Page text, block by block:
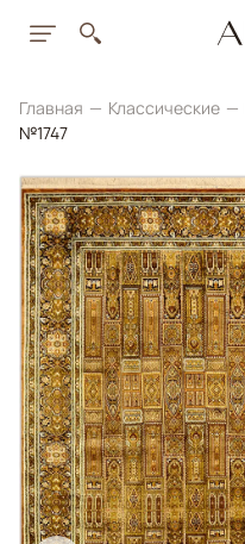
Главная Классические
№1747